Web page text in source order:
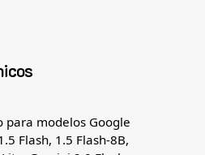
para modelos Google
Flash, 1.5 Flash-8B,